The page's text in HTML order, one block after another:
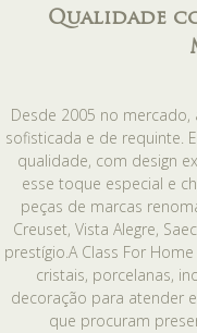
Qualidade
Desde 2005 no mercado,
sofisticada e de requinte.
qualidade, com design
esse toque especial e
peças de marcas
Creuset, Vista Alegre,
prestígio.A Class For
cristais, porcelanas,
decoração para atender
que procuram